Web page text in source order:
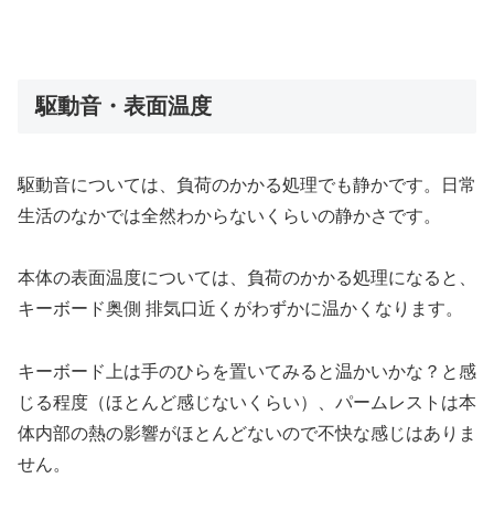
駆動音・表面温度
駆動音については、負荷のかかる処理でも静かです。日常
生活のなかでは全然わからないくらいの静かさです。
本体の表面温度については、負荷のかかる処理になると、
キーボード奥側 排気口近くがわずかに温かくなります。
キーボード上は手のひらを置いてみると温かいかな？と感
じる程度（ほとんど感じないくらい）、パームレストは本
体内部の熱の影響がほとんどないので不快な感じはありま
せん。